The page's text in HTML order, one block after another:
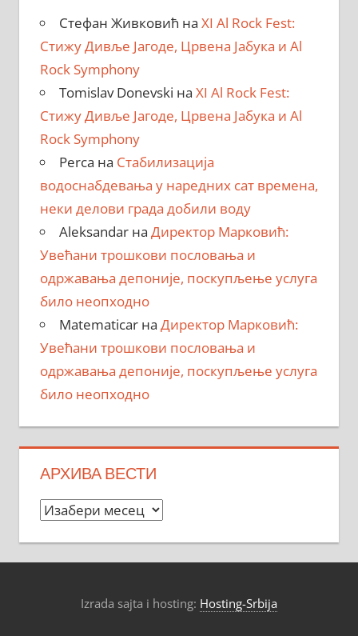
Стефан Живковић на XI Al Rock Fest:
Стижу Дивље Јагоде, Црвена Јабука и Al
Rock Symphony
Tomislav Donevski на XI Al Rock Fest:
Стижу Дивље Јагоде, Црвена Јабука и Al
Rock Symphony
Perca на Стабилизација
водоснабдевања у наредних сат времена,
неки делови града добили воду
Aleksandarна Директор Марковић:
Увећани трошкови пословања и
одржавања депоније, поскупљење услуга
било неопходно
Matematicarна Директор Марковић:
Увећани трошкови пословања и
одржавања депоније, поскупљење услуга
било неопходно
АРХИВА ВЕСТИ
Архива
Izrada sajta i hosting: Hosting-Srbija